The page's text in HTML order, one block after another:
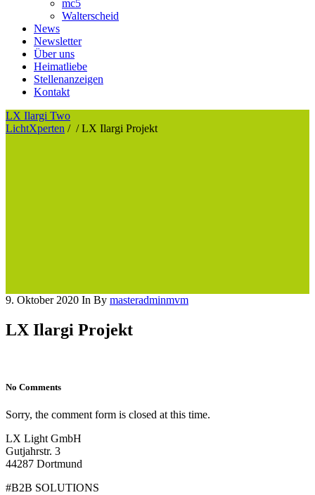
mc5
Walterscheid
News
Newsletter
Über uns
Heimatliebe
Stellenanzeigen
Kontakt
LX Ilargi Two
LichtXperten / /LX Ilargi Projekt
9. Oktober 2020 In By masteradminmvm
LX Ilargi Projekt
No Comments
Sorry, the comment form is closed at this time.
LX Light GmbH
Gutjahrstr. 3
44287 Dortmund
#B2B SOLUTIONS